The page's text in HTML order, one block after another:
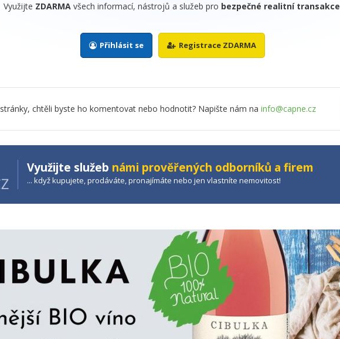
Využijte ZDARMA všech informací, nástrojů a služeb pro bezpečné realitní transakce
Přihlásit se Registrace ZDARMA
chtěli byste ho komentovat nebo hodnotit? Napište nám na info@capne.cz
Využijte služeb námi prověřených odborníků a firem
... když kupujete, prodáváte, pronajímáte nebo jen vlastníte nemovitost!